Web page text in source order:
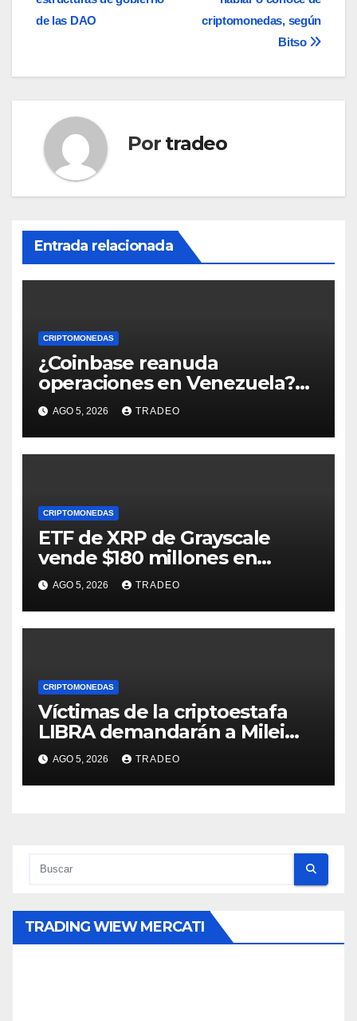
entradas
criptomonedas, según
Bitso
de las DAO
Por tradeo
Entrada relacionada
CRIPTOMONEDAS
¿Coinbase reanuda
operaciones en Venezuela?
Post críptico enciende el
debate
AGO 5, 2026 TRADEO
CRIPTOMONEDAS
ETF de XRP de Grayscale
vende $180 millones en
tokens tras grandes pérdidas
AGO 5, 2026 TRADEO
CRIPTOMONEDAS
Víctimas de la criptoestafa
LIBRA demandarán a Milei
por daños y perjuicios
AGO 5, 2026 TRADEO
TRADING WIEW MERCATI